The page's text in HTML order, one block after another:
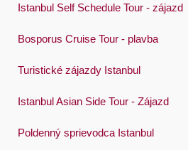
Istanbul Self Schedule Tour - zájazd
Bosporus Cruise Tour - plavba
Turistické zájazdy Istanbul
Istanbul Asian Side Tour - Zájazd
Poldenný sprievodca Istanbul